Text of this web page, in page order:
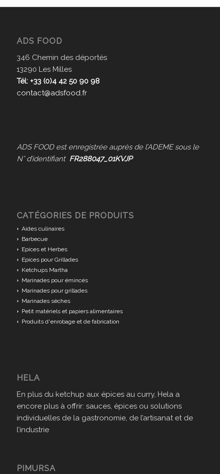
ADS FOOD
346 Chemin des déportés
13290 Les Milles
Tél: +33 (0)4 42 50 90 98
contact@adsfood.fr
ADS FOOD est enregistrée auprès de l’ADEME sous le
N° d’identifiant FR288047_01KVJP
CATÉGORIES DE PRODUITS
Aides culinaires
Barbecue
Epices et Herbes
Epices pour Grillades
Ketchups Martha
Marinades pour émincés
Marinades pour grillades
Marinades sèches
Petit matériels et papiers alimentaires
Produits d'enrobage et de fabrication
HELA
En plus du ketchup aux épices au curry, Hela a
encore plus à offrir: sauces, épices ou solutions
individuelles de la gastronomie, de l’artisanat et de
l’industrie
PIMURSA